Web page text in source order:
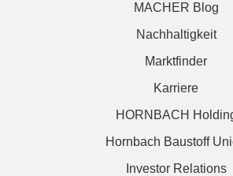
MACHER Blog
Nachhaltigkeit
Marktfinder
Karriere
HORNBACH
Hornbach Baustoff
Investor Relations